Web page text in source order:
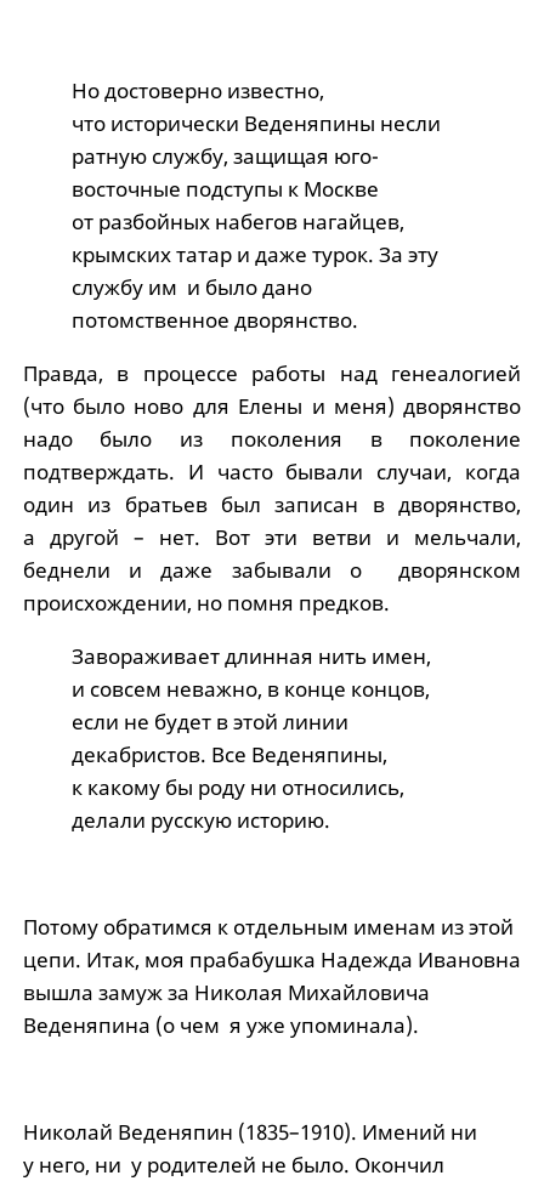
Но достоверно известно,
что исторически Веденяпины несли
ратную службу, защищая юго-
восточные подступы к Москве
от разбойных набегов нагайцев,
крымских татар и даже турок. За эту
службу им и было дано
потомственное дворянство.
Правда, в процессе работы над генеалогией
(что было ново для Елены и меня) дворянство
надо было из поколения в поколение
подтверждать. И часто бывали случаи, когда
один из братьев был записан в дворянство,
а другой – нет. Вот эти ветви и мельчали,
беднели и даже забывали о дворянском
происхождении, но помня предков.
Завораживает длинная нить имен,
и совсем неважно, в конце концов,
если не будет в этой линии
декабристов. Все Веденяпины,
к какому бы роду ни относились,
делали русскую историю.
Потому обратимся к отдельным именам из этой
цепи. Итак, моя прабабушка Надежда Ивановна
вышла замуж за Николая Михайловича
Веденяпина (о чем я уже упоминала).
Николай Веденяпин (1835–1910). Имений ни
у него, ни у родителей не было. Окончил